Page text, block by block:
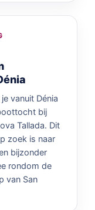
vanuit Dénia
bij
Tallada. Dit
zoek is naar
bijzonder
rondom de
van San